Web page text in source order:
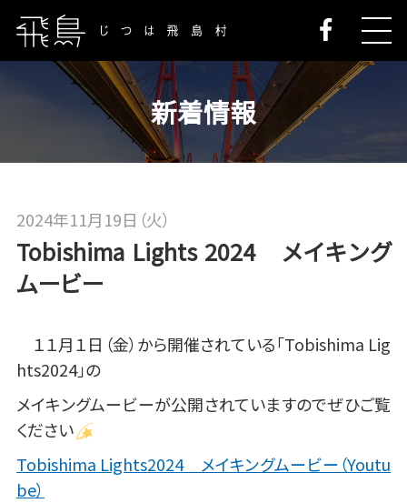
新着情報
Tobishima Lights 2024 メイキング
ムービー
2024年11月19日（火）
１１月１日（金）から開催されている「Tobishima Lig
hts2024」の
メイキングムービーが公開されていますのでぜひご覧
ください
Tobishima Lights2024 メイキングムービー（Youtu
be）